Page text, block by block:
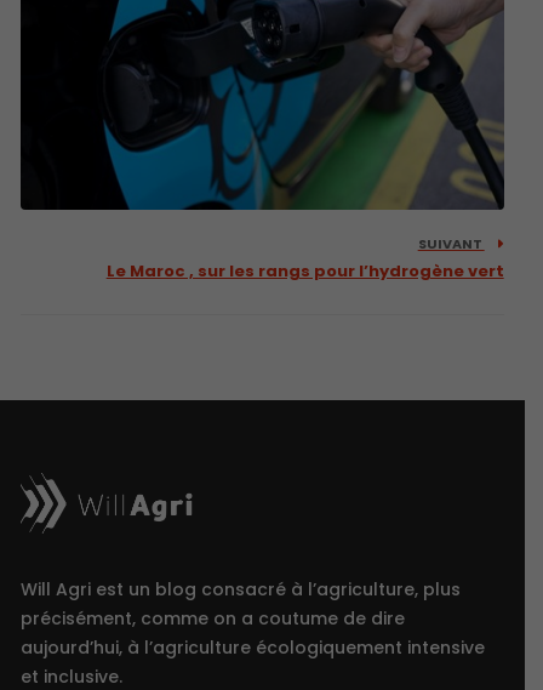
SUIVANT
Le Maroc , sur les rangs pour l’hydrogène vert
Will Agri est un blog consacré à l’agriculture, plus
précisément, comme on a coutume de dire
aujourd’hui, à l’agriculture écologiquement intensive
et inclusive.